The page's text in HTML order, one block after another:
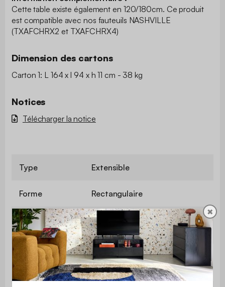
Cette table existe également en 120/180cm. Ce produit
est compatible avec nos fauteuils NASHVILLE
(TXAFCHRX2 et TXAFCHRX4)
Dimension des cartons
Carton 1: L 164 x l 94 x h 11 cm - 38 kg
Notices
Télécharger la notice
Type Extensible
Forme Rectangulaire
Nombre de
places
8
Assises
incluses
Non
✖